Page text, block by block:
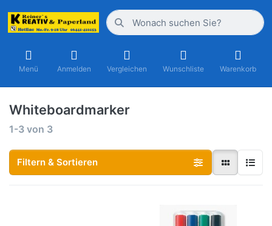
Menü Anmelden Vergleichen Wunschliste Warenkorb
Whiteboardmarker
1-3 von 3
Filtern & Sortieren